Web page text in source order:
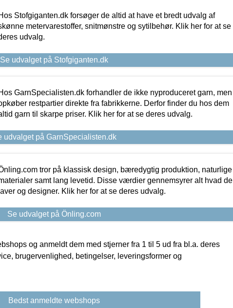
Stofgiganten.dk forsøger de altid at have et bredt udvalg af
metervarestoffer, snitmønstre og sytilbehør. Klik her for at se
udvalg.
Se udvalget på Stofgiganten.dk
GarnSpecialisten.dk forhandler de ikke nyproduceret garn, men
restpartier direkte fra fabrikkerne. Derfor finder du hos dem
garn til skarpe priser. Klik her for at se deres udvalg.
udvalget på GarnSpecialisten.dk
tror på klassisk design, bæredygtig produktion, naturlige
samt lang levetid. Disse værdier gennemsyrer alt hvad de
laver og designer. Klik her for at se deres udvalg.
Se udvalget på Önling.com
og anmeldt dem med stjerner fra 1 til 5 ud fra bl.a. deres
brugervenlighed, betingelser, leveringsformer og
Bedst anmeldte webshops